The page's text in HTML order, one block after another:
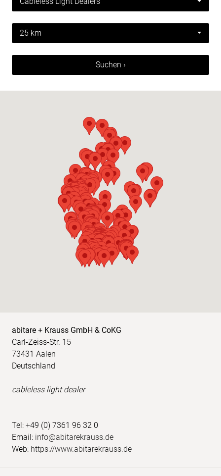
25 km
abitare + Krauss GmbH & CoKG
Carl-Zeiss-Str. 15
73431 Aalen
Deutschland
cableless light dealer
Tel: +49 (0) 7361 96 32 0
Email: info@abitarekrauss.de
Web: https://www.abitarekrauss.de